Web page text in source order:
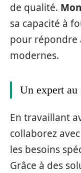
de qualité.
sa capacité à
pour répondre
modernes.
Un expert au
En travaillant
collaborez
les besoins
Grâce à des